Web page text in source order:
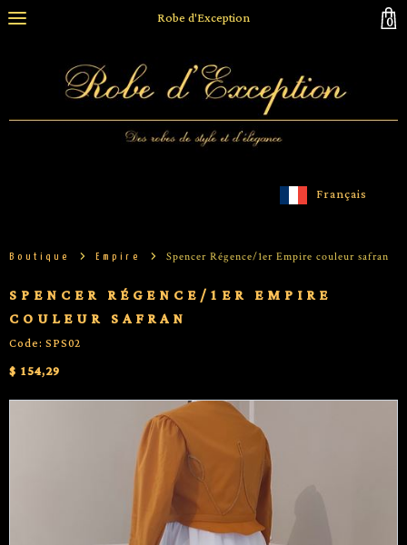
Robe d'Exception
Français
Boutique Empire Spencer Régence/1er Empire couleur safran
SPENCER RÉGENCE/1ER EMPIRE
COULEUR SAFRAN
Code: SPS02
$ 154,29
0